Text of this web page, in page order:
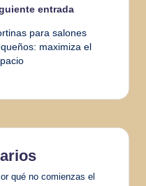
entrada
para salones
maximiza el
qué no comienzas el